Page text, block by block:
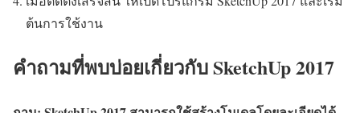
ต้นการใช้งาน
คำถามที่พบบ่อยเกี่ยวกับ SketchUp 2017